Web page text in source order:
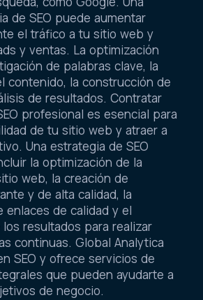
de SEO puede aumentar
el tráfico a tu sitio web y
y ventas. La optimización
de palabras clave, la
contenido, la construcción de
de resultados. Contratar
profesional es esencial para
de tu sitio web y atraer a
Una estrategia de SEO
la optimización de la
web, la creación de
y de alta calidad, la
enlaces de calidad y el
resultados para realizar
continuas. Global Analytica
SEO y ofrece servicios de
que pueden ayudarte a
de negocio.